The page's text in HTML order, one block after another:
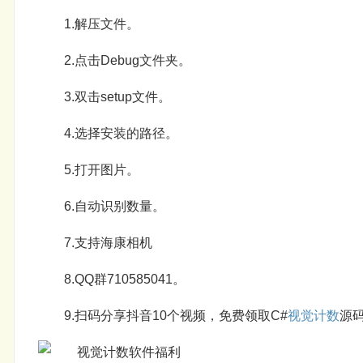
1.解压文件。
2.点击Debug文件夹。
3.双击setup文件。
4.选择安装的路径。
5.打开图片。
6.自动识别数量。
7.支持海康相机
8.QQ群710585041。
9.扫码分享抖音10个视频，免费领取C#视觉计数源